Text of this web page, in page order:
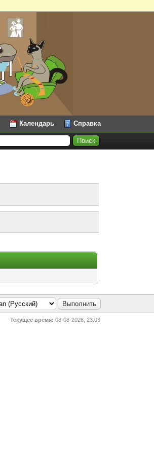
Календарь Справка
Текущее время: 08-08-2026, 23:03